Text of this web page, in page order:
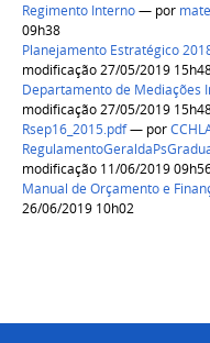
Regimento Interno— por
09h38
Planejamento Estratégico
modificação 27/05/2019
Departamento de Mediações
modificação 27/05/2019
Rsep16_2015.pdf— por
modificação 11/06/2019
Manual de Orçamento e
26/06/2019 10h02